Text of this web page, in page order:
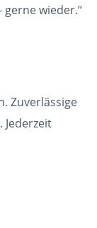
wieder.“
Zuverlässige